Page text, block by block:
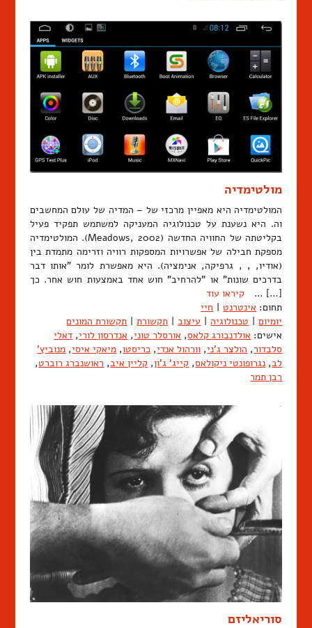
מולטימדיה
המולטימדיה היא מאפיין מרכזי של – המדיה של עולם המחשבים
וה. היא נשענת על טכנולוגיה המעניקה למשתמש תפקיד פעיל
בקליטתה של החוויה החדשה (Meadows, 2002). המולטימדיה
מספקת חבילה של אפשרויות המספקות רוויה וזרימה מתמדת בין
(אודיו, , , גרפיקה, אנימציה). היא מאפשרת לומר "אותו דבר
בדרכים שונות" או "להרחיב" חוש אחד באמצעות חוש אחר. כך
[…] … קיראו עוד
תחום: אינטרנט
חיי
יומיום
טכנולוגיה עיצוב תקשורת
תקשורת המונים
אישים: אולדנבורג קלאס, אורסלר טוני, אנדרסון לורי, דאלי
סלבדור, הולצר ג'ני, וורהול אנדי, כריסטו, מיאקי איסי, מנוביץ'
לב, נגרופונטי ניקולאס, קייג' ג'ון, קליין איב, ראושנברג רוברט,
רבן תמר
סוריאליזם